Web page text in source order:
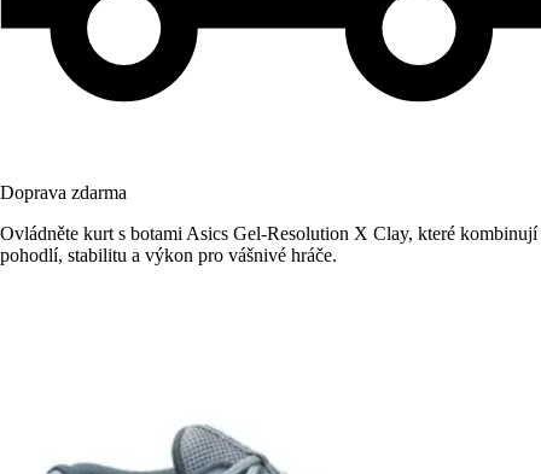
Doprava zdarma
Ovládněte kurt s botami Asics Gel-Resolution X Clay, které kombinují
pohodlí, stabilitu a výkon pro vášnivé hráče.